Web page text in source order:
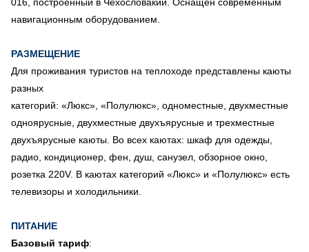
навигационным оборудованием.
РАЗМЕЩЕНИЕ
Для проживания туристов на теплоходе представлены каюты
разных
категорий: «Люкс», «Полулюкс», одноместные, двухместные
одноярусные, двухместные двухъярусные и трехместные
двухъярусные каюты. Во всех каютах: шкаф для одежды,
радио, кондиционер, фен, душ, санузел, обзорное окно,
розетка 220V. В каютах категорий «Люкс» и «Полулюкс» есть
телевизоры и холодильники.
ПИТАНИЕ
Базовый тариф: